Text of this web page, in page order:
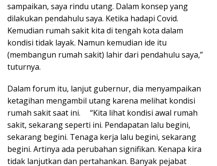
sampaikan, saya rindu utang. Dalam konsep yang
dilakukan pendahulu saya. Ketika hadapi Covid.
Kemudian rumah sakit kita di tengah kota dalam
kondisi tidak layak. Namun kemudian ide itu
(membangun rumah sakit) lahir dari pendahulu saya,”
tuturnya.
Dalam forum itu, lanjut gubernur, dia menyampaikan
ketagihan mengambil utang karena melihat kondisi
rumah sakit saat ini. “Kita lihat kondisi awal rumah
sakit, sekarang seperti ini. Pendapatan lalu begini,
sekarang begini. Tenaga kerja lalu begini, sekarang
begini. Artinya ada perubahan signifikan. Kenapa kira
tidak lanjutkan dan pertahankan. Banyak pejabat